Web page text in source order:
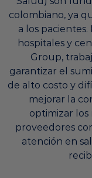
colombiano, ya
a los
hospitales y
Group,
garantizar el
de alto costo y
mejorar la
optimizar los
proveedores
atención en